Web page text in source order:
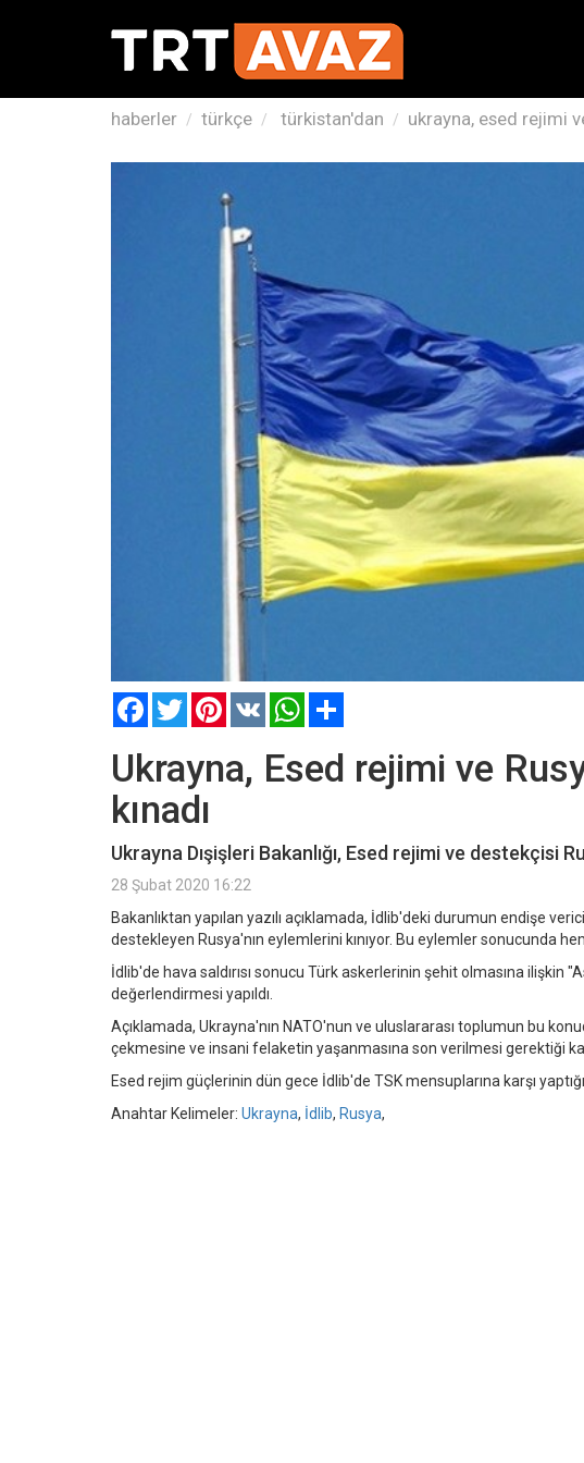
haberler türkçe türkistan'dan ukrayna, esed rejimi
FacebookTwitterPinterest
VK WhatsApp
Ukrayna, Esed rejimi ve
kınadı
Ukrayna Dışişleri Bakanlığı, Esed rejimi ve destekçisi
28 Şubat 2020 16:22
Bakanlıktan yapılan yazılı açıklamada, İdlib'deki durumun endişe
destekleyen Rusya'nın eylemlerini kınıyor. Bu eylemler sonucunda
İdlib'de hava saldırısı sonucu Türk askerlerinin şehit olmasına ilişkin
değerlendirmesi yapıldı.
Açıklamada, Ukrayna'nın NATO'nun ve uluslararası toplumun bu
çekmesine ve insani felaketin yaşanmasına son verilmesi gerektiği
Esed rejim güçlerinin dün gece İdlib'de TSK mensuplarına karşı
Anahtar Kelimeler: Ukrayna, İdlib, Rusya,